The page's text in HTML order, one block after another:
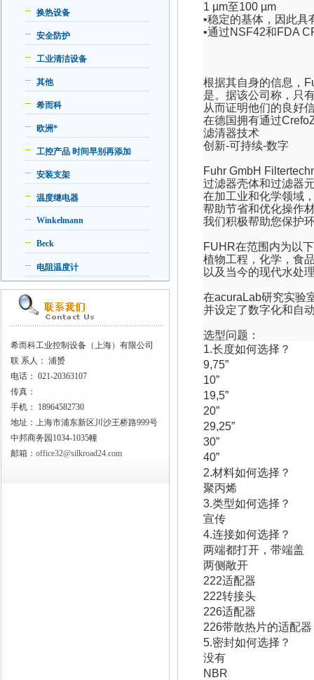
换热设备
安全防护
工业清洁设备
其他
希而科
欧洲*
工控产品 时间早别再添加
安装支架
温度继电器
Winkelmann
Beck
电阻温度计
希而科工业控制设备（上海）有限公司
联 系人： 浦赟
电话： 021-20363107
传真：
手机：
18964582730
地址：上海市浦东新区川沙王桥路999号
中邦商务园1034-1035幢
邮箱： office32@silkroad24.com
1 µm至100 µm
•稳定的基体，因此具
•通过NSF42和FDA
根据其自身的信息，
是。据该公司称，只
从而证明他们的良好
在德国拥有通过
滤清器技术
创新-可持续-数字
Fuhr GmbH
过滤器壳体和过滤器
在加工业和化学领域
帮助节省和优化操作
我们积极帮助您保护
FUHR在范围内为以
植物工程，化学，食
以及当今的现代水处
在acuraLab研究实验
并设定了数字化和自
选型问题：
1.长度如何选择？
9,75”
10”
19,5”
20”
29,25”
30”
40”
2.材料如何选择？
聚丙烯
3.类型如何选择？
宣传
4.连接如何选择？
两端都打开
两侧敞
222适配器
222转接
226适配
226带散热片
5.密封如何选择？
没有